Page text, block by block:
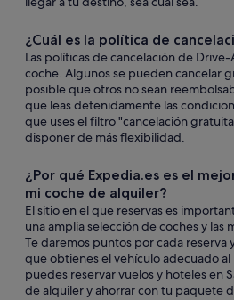
¿Cuál es la política de
Las políticas de cancelación de
coche. Algunos se pueden cancelar
posible que otros no sean
que leas detenidamente las
que uses el filtro "cancelación
disponer de más flexibilidad.
¿Por qué Expedia.es es el
mi coche de alquiler?
El sitio en el que reservas es
una amplia selección de coches y las
Te daremos puntos por cada reserva
que obtienes el vehículo adecuado
puedes reservar vuelos y hoteles en
de alquiler y ahorrar con tu paquete